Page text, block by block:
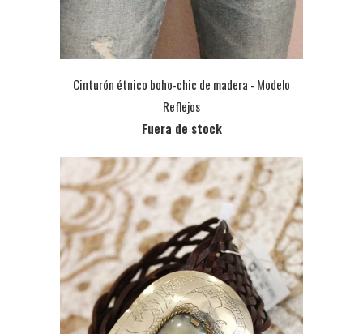
Cinturón étnico boho-chic de madera - Modelo
Reflejos
Fuera de stock